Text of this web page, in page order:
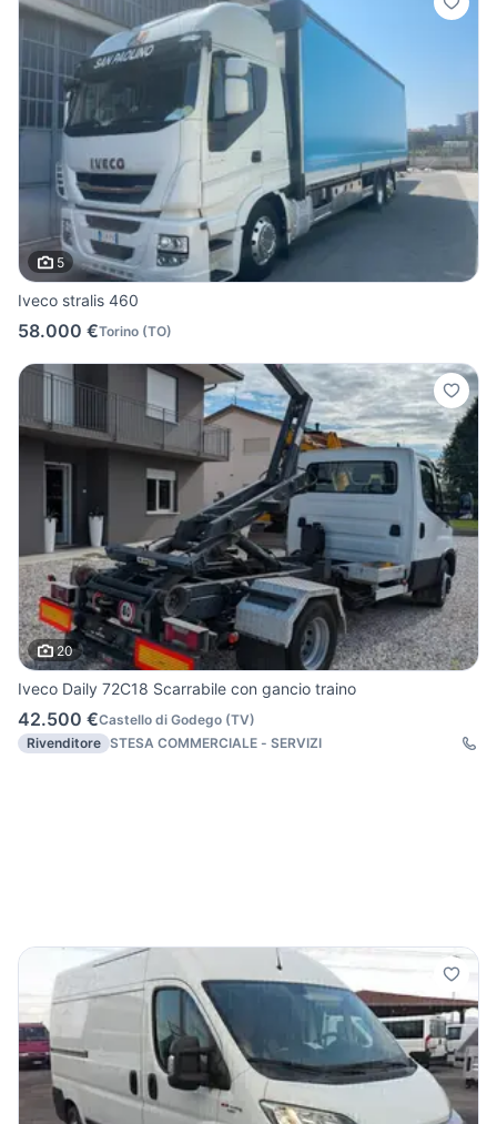
5
Iveco stralis 460
58.000 €Torino (TO)
20
Iveco Daily 72C18 Scarrabile con gancio traino
42.500 €Castello di Godego (TV)
Rivenditore STESA COMMERCIALE - SERVIZI